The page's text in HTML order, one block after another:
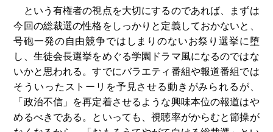
という有権者の視点を大切にするのであれば、まずは
今回の総裁選の性格をしっかりと定義しておかないと、
号砲一発の自由競争ではしまりのないお祭り選挙に堕
し、生徒会長選挙をめぐる学園ドラマ風になるのではな
いかと思われる。すでにバラエティ番組や報道番組では
そういったストーリを予見させる動きがみられるが、
「政治不信」を再定着させるような興味本位の報道はや
めるべきである。といっても、視聴率がからむと節操が